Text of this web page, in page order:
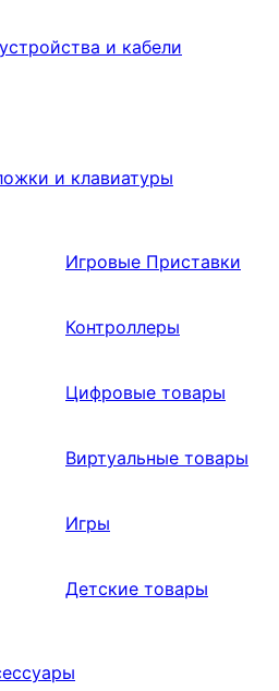
и кабели
и клавиатуры
Игровые Приставки
Контроллеры
Цифровые товары
Виртуальные товары
Игры
Детские товары